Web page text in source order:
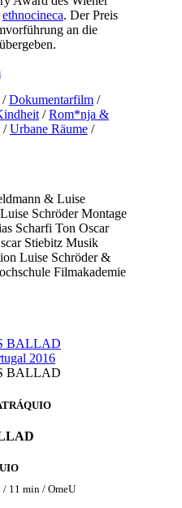
ethnocineca. Der Preis
an die
Dokumentarfilm/
/Rom*nja &
/Urbane Räume/
& Luise
Luise Schröder Montage
Scharfi Ton Oscar
Stiebitz Musik
Luise Schröder &
Filmakademie
BALLAD
2016
BALLAD
/ 11 min / OmeU